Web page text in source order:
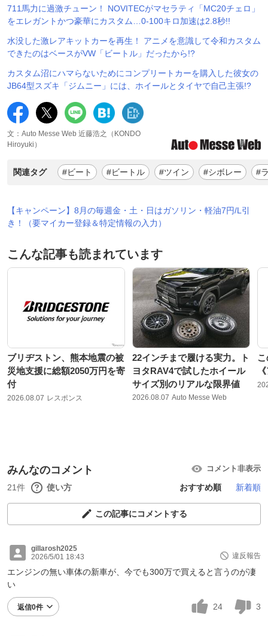
711馬力に過激チューン！ NOVITECがマセラティ「MC20チェロ」
をエレガントかつ豪華にカスタム…0-100キロ加速は2.8秒!!
水没した激レアキットカーを再生！ アニメを意識して令和カスタム
できたのはベースがVW「ビートル」だったから!?
カスタム沼にハマらないためにコンプリートカーを購入した彼女の
JB64型スズキ「ジムニー」には、ホイールとタイヤで自己主張!?
文：Auto Messe Web 近藤浩之（KONDO
Hiroyuki）
関連タグ #ビート #ビートル #ツイン #シボレー #
【キャンペーン】8月の毎週金・土・日はガソリン・軽油7円/L引
き！（要マイカー登録＆特定情報の入力）
こんな記事も読まれています
ブリヂストン、熊本地震の被
災地支援に総額2050万円を寄
付
2026.08.07 レスポンス
22インチまで履ける実力。ト
ヨタRAV4で試したホイール
サイズ別のリアルな限界値
2026.08.07 Auto Messe Web
みんなのコメント コメント非表示
21件 使い方 おすすめ順 新着順
この記事にコメントする
gillarosh2025
2026/5/01 18:43
違反報告
エンジンの無い車体の新車が、今でも300万で買えると言うのが凄
い
返信0件 24 3